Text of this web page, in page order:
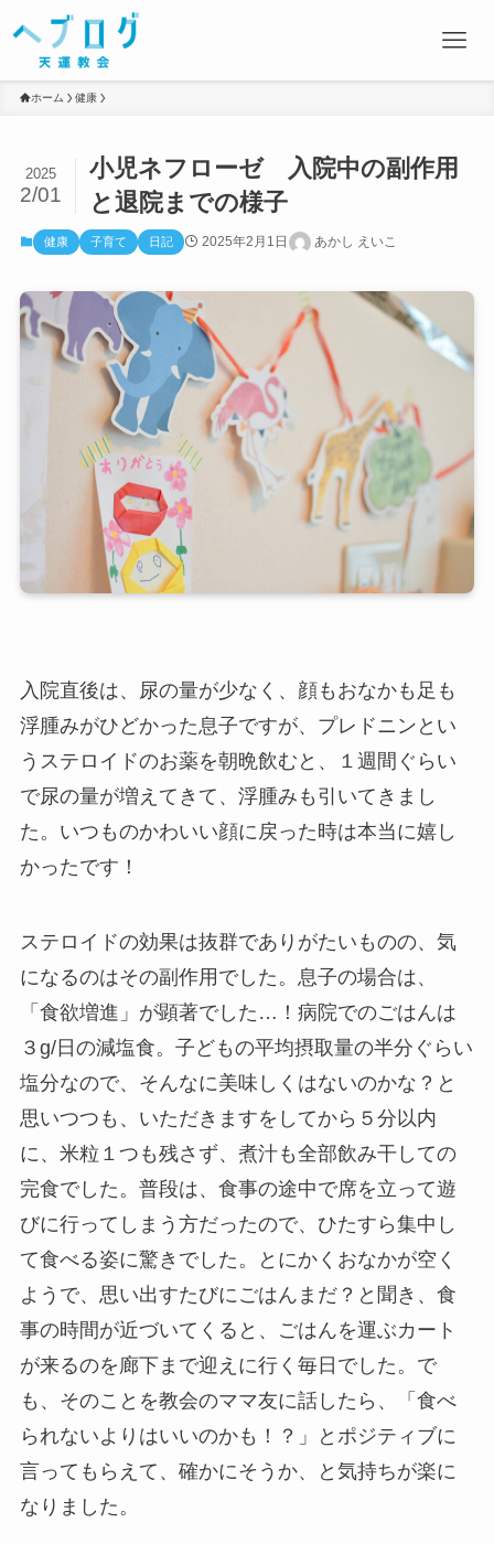
ホーム 健康
小児ネフローゼ 入院中の副作用
と退院までの様子
2025
2/01
健康 子育て 日記 2025年2月1日 あかし えいこ
入院直後は、尿の量が少なく、顔もおなかも足も
浮腫みがひどかった息子ですが、プレドニンとい
うステロイドのお薬を朝晩飲むと、１週間ぐらい
で尿の量が増えてきて、浮腫みも引いてきまし
た。いつものかわいい顔に戻った時は本当に嬉し
かったです！
ステロイドの効果は抜群でありがたいものの、気
になるのはその副作用でした。息子の場合は、
「食欲増進」が顕著でした…！病院でのごはんは
３g/日の減塩食。子どもの平均摂取量の半分ぐらい
塩分なので、そんなに美味しくはないのかな？と
思いつつも、いただきますをしてから５分以内
に、米粒１つも残さず、煮汁も全部飲み干しての
完食でした。普段は、食事の途中で席を立って遊
びに行ってしまう方だったので、ひたすら集中し
て食べる姿に驚きでした。とにかくおなかが空く
ようで、思い出すたびにごはんまだ？と聞き、食
事の時間が近づいてくると、ごはんを運ぶカート
が来るのを廊下まで迎えに行く毎日でした。で
も、そのことを教会のママ友に話したら、「食べ
られないよりはいいのかも！？」とポジティブに
言ってもらえて、確かにそうか、と気持ちが楽に
なりました。